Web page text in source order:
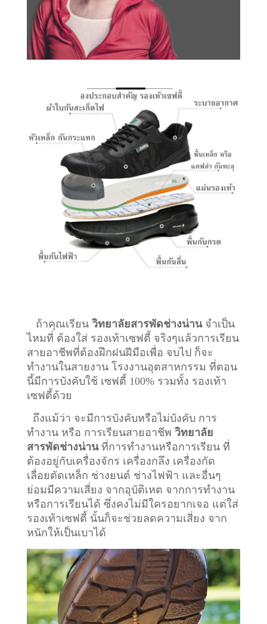
ถ้าคุณเรียน วิทยาลัยสารพัดช่างน่านจำเป็น
ไหมที่ ต้องใส่ รองเท้าเซฟตี้ จริงๆแล้วการเรียน
สายอาชีพที่ต้องฝึกฝนฝีมือเพื่อ จบไป ก็จะ
ทำงานในสายงาน โรงงานอุตสาหกรรม ที่ตอน
นี้มีการบังคับใช้ เซฟตี้ 100% รวมทั้ง รองเท้า
เซฟตี้ด้วย
ถึงแม้ว่า จะมีการบังคับหรือไม่บังคับ การ
ทำงาน หรือ การเรียนสายอาชีพ วิทยาลัย
สารพัดช่างน่านที่การทำงานหรือการเรียน ที่
ต้องอยู่กับเครื่องจักร เครื่องกลึง เครื่องกัด
เลื่อยตัดเหล็ก ช่างยนต์ ช่างไฟฟ้า และอื่นๆ
ย่อมมีความเสี่ยง จากอุบัติเหต จากการทำงาน
หรือการเรียนได้ ซึ่งคงไม่มีใครอยากเจอ แต่ใส่
รองเท้าเซฟตี้ นั้นก็จะช่วยลดความเสี่ยง จาก
หนักให้เป็นเบาได้